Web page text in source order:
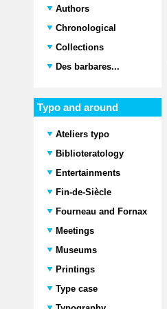
Authors
Chronological
Collections
Des barbares...
Typo and around
Ateliers typo
Biblioteratology
Entertainments
Fin-de-Siècle
Fourneau and Fornax
Meetings
Museums
Printings
Type case